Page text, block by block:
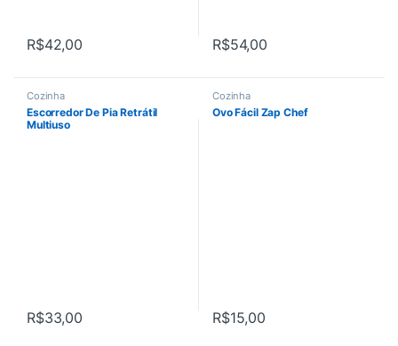
R$42,00 R$54,00
Cozinha
Escorredor De Pia Retrátil
Multiuso
R$33,00
Cozinha
Ovo Fácil Zap Chef
R$15,00